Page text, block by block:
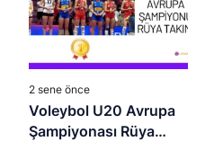
2 sene önce
Voleybol U20 Avrupa
Şampiyonası Rüya